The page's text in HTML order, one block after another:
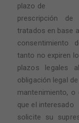
plazo de
prescripción
tratados en base
consentimiento
tanto no expiren
plazos legales
obligación legal de
mantenimiento,
que el interesado
solicite su